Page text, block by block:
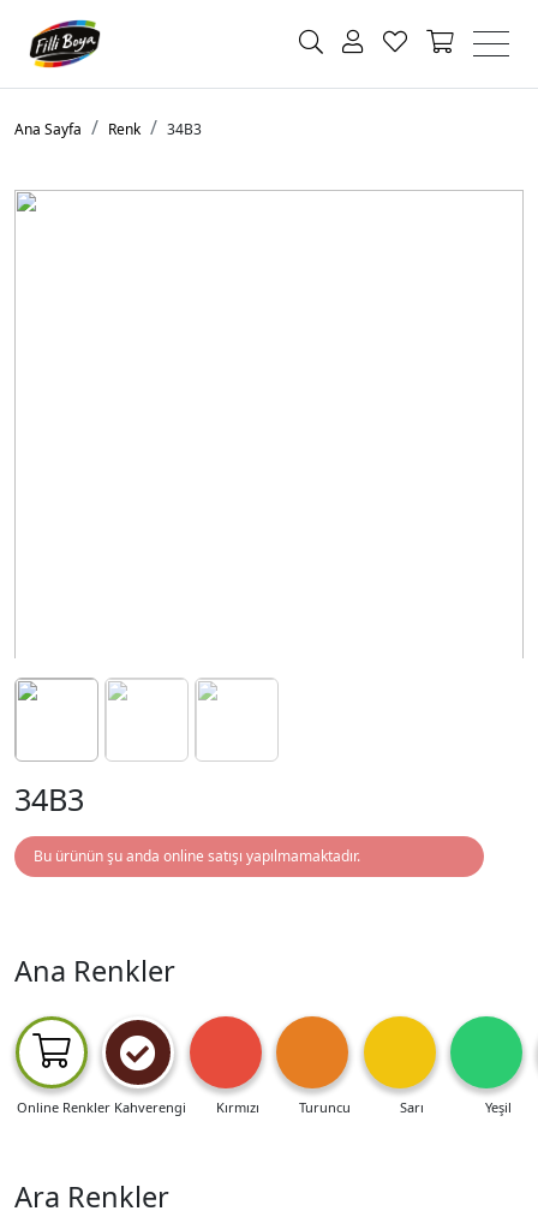
Ana Sayfa Renk 34B3
34B3
Bu ürünün şu anda online satışı yapılmamaktadır.
Ana Renkler
Online Renkler Kahverengi Kırmızı Turuncu Sarı Yeşil
Ara Renkler